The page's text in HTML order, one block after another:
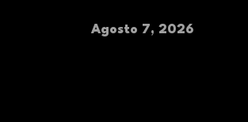
Agosto 7, 2026